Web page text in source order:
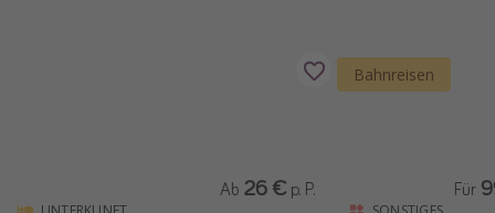
Ab 26 € p. P.
Bahnreisen
Für